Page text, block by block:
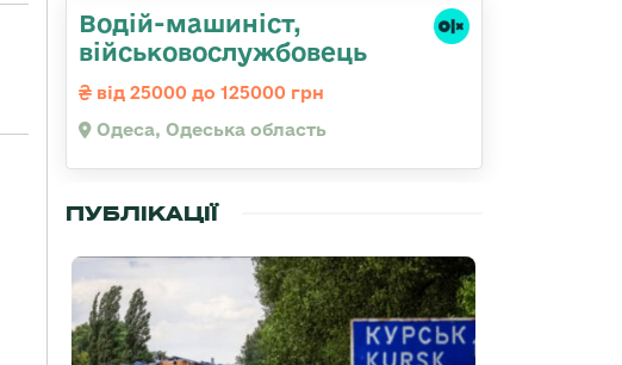
Водій-машиніст,
військовослужбовець
від 25000 до 125000 грн
Одеса, Одеська область
ПУБЛІКАЦІЇ